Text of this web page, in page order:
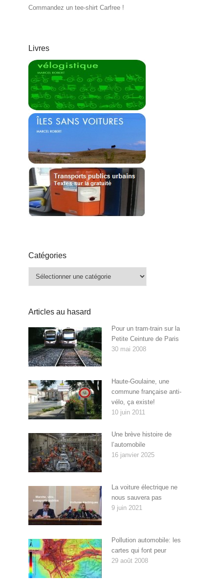
Commandez un tee-shirt Carfree !
Livres
Catégories
Catégories
Articles au hasard
Pour un tram-train sur la
Petite Ceinture de Paris
30 mai 2008
Haute-Goulaine, une
commune française anti-
vélo, ça existe!
10 juin 2011
Une brève histoire de
l’automobile
16 janvier 2025
La voiture électrique ne
nous sauvera pas
9 juin 2021
Pollution automobile: les
cartes qui font peur
29 août 2008